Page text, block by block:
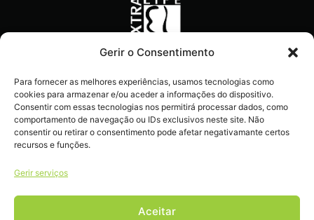
Gerir o Consentimento
Para fornecer as melhores experiências, usamos tecnologias como
cookies para armazenar e/ou aceder a informações do dispositivo.
Consentir com essas tecnologias nos permitirá processar dados, como
comportamento de navegação ou IDs exclusivos neste site. Não
consentir ou retirar o consentimento pode afetar negativamante certos
recursos e funções.
Gerir serviços
Aceitar
novidades e dicas
imperdíveis diretamente no
teu e-mail.